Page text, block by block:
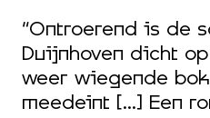
“Ontroerend is de
Duijnhoven dicht
weer wiegende
meedeint [...] Een